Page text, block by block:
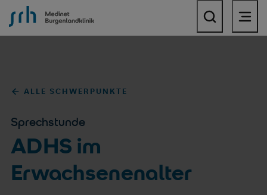
SRH Medinet Burgenlandklinik
ALLE SCHWERPUNKTE
Sprechstunde
ADHS im
Erwachsenenalter